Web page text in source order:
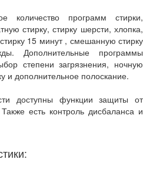
количество программ стирки,
стирку, стирку шерсти, хлопка,
15 минут , смешанную стирку
Дополнительные программы
степени загрязнения, ночную
и дополнительное полоскание.
доступны функции защиты от
есть контроль дисбаланса и